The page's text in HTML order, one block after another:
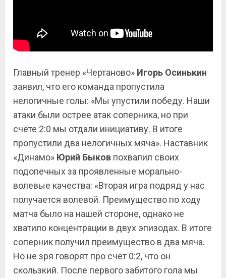
Главный тренер «Чертаново» Игорь Осинькин
заявил, что его команда пропустила
нелогичные голы: «Мы упустили победу. Наши
атаки были острее атак соперника, но при
счёте 2:0 мы отдали инициативу. В итоге
пропустили два нелогичных мяча». Наставник
«Динамо» Юрий Быков похвалил своих
подопечных за проявленные морально-
волевые качества: «Вторая игра подряд у нас
получается волевой. Преимущество по ходу
матча было на нашей стороне, однако не
хватило концентрации в двух эпизодах. В итоге
соперник получил преимущество в два мяча.
Но не зря говорят про счёт 0:2, что он
скользкий. После первого забитого гола мы